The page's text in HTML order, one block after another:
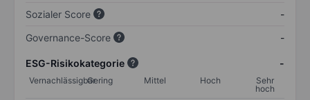
Sozialer Score
-
Governance-Score
-
ESG-Risikokategorie -
VernachlässigbarGering Mittel Hoch
Sehr
hoch